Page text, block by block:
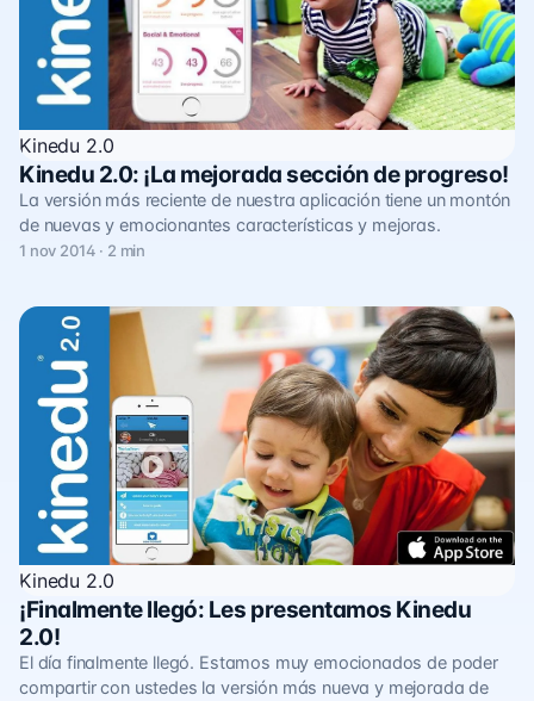
Kinedu 2.0
Kinedu 2.0: ¡La mejorada sección de progreso!
La versión más reciente de nuestra aplicación tiene un montón
de nuevas y emocionantes características y mejoras.
1 nov 2014 · 2 min
Kinedu 2.0
¡Finalmente llegó: Les presentamos Kinedu
2.0!
El día finalmente llegó. Estamos muy emocionados de poder
compartir con ustedes la versión más nueva y mejorada de